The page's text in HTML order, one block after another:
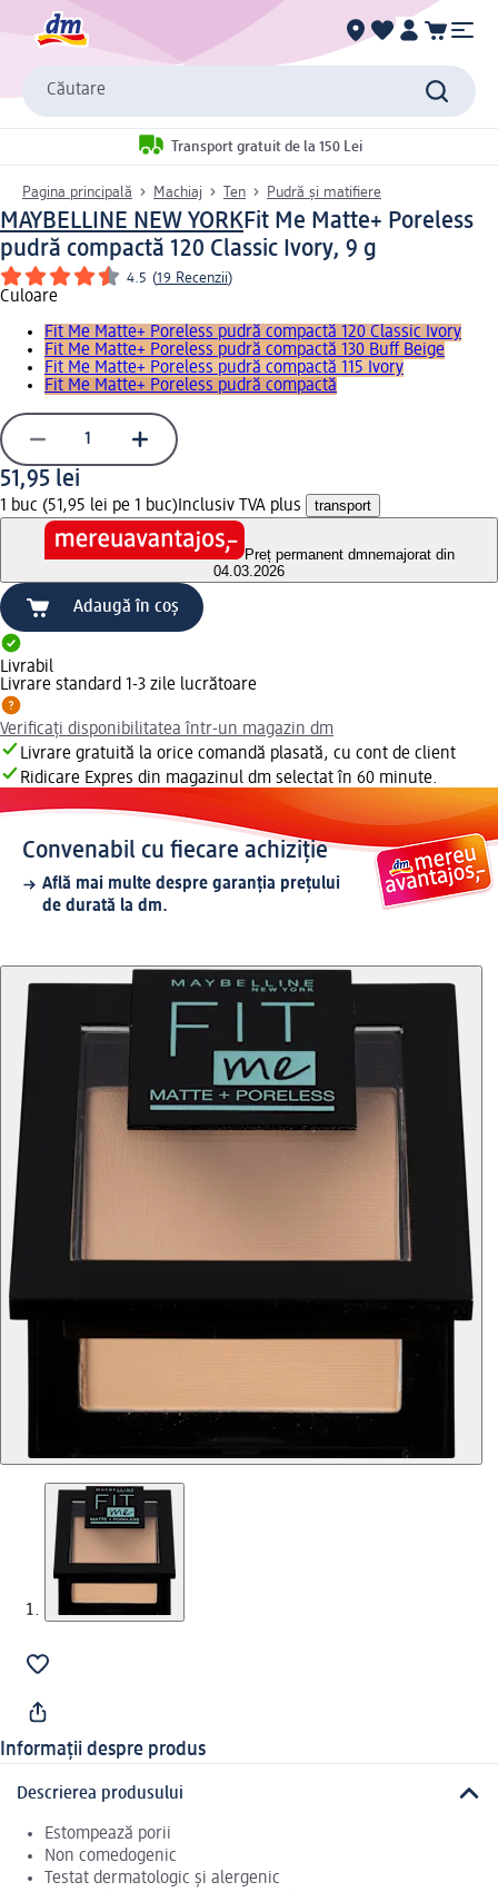
Căutare
Transport gratuit de la 150 Lei
Pagina principală Machiaj Ten Pudră și matifiere
MAYBELLINE NEW YORKFit Me Matte+ Poreless
pudră compactă 120 Classic Ivory, 9 g
4.5 (19 Recenzii)
Culoare
Fit Me Matte+ Poreless pudră compactă 120 Classic Ivory
Fit Me Matte+ Poreless pudră compactă 130 Buff Beige
Fit Me Matte+ Poreless pudră compactă 115 Ivory
Fit Me Matte+ Poreless pudră compactă
51,95 lei
1 buc (51,95 lei pe 1 buc) Inclusiv TVA plus transport
Preț permanent dmnemajorat din
04.03.2026
Adaugă în coș
Livrabil
Livrare standard 1-3 zile lucrătoare
Verificați disponibilitatea într-un magazin dm
Livrare gratuită la orice comandă plasată, cu cont de client
Ridicare Expres din magazinul dm selectat în 60 minute.
Convenabil cu fiecare achiziție
Află mai multe despre garanția prețului
de durată la dm.
Informații despre produs
Descrierea produsului
Estompează porii
Non comedogenic
Testat dermatologic și alergenic